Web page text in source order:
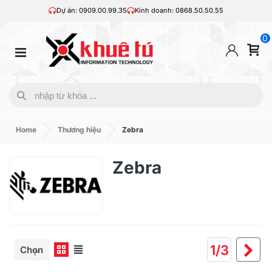
Dự án: 0909.00.99.35 Kinh doanh: 0868.50.50.55
0
Home Thương hiệu Zebra
Zebra
Chọn 1/3